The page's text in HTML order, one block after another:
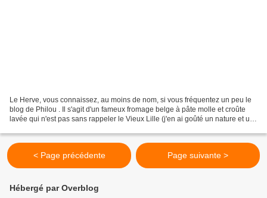
Le Herve, vous connaissez, au moins de nom, si vous fréquentez un peu le
blog de Philou . Il s'agit d'un fameux fromage belge à pâte molle et croûte
lavée qui n'est pas sans rappeler le Vieux Lille (j'en ai goûté un nature et un
< Page précédente Page suivante >
Hébergé par Overblog